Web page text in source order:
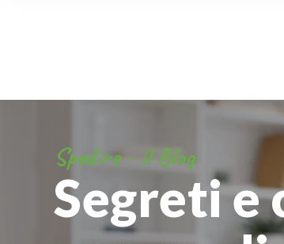
Spedire - il Blog
Segreti e